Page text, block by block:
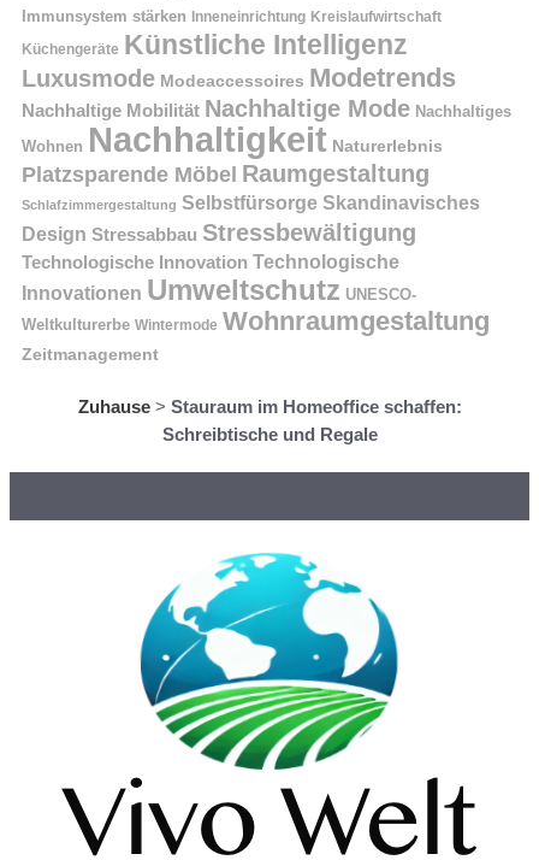
Immunsystem stärken Inneneinrichtung Kreislaufwirtschaft
Küchengeräte Künstliche Intelligenz
Luxusmode Modeaccessoires Modetrends
Nachhaltige Mobilität Nachhaltige Mode Nachhaltiges
Wohnen Nachhaltigkeit Naturerlebnis
Platzsparende Möbel Raumgestaltung
Schlafzimmergestaltung Selbstfürsorge Skandinavisches
Design Stressabbau Stressbewältigung
Technologische Innovation Technologische
Innovationen Umweltschutz UNESCO-
Weltkulturerbe Wintermode Wohnraumgestaltung
Zeitmanagement
Zuhause> Stauraum im Homeoffice schaffen:
Schreibtische und Regale